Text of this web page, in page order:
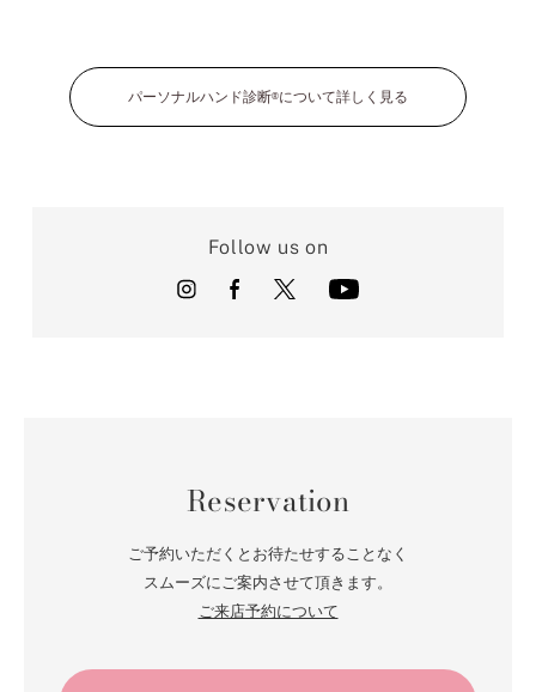
パーソナルハンド診断®について詳しく見る
Follow us on
Reservation
ご予約いただくとお待たせすることなく
スムーズにご案内させて頂きます。
ご来店予約について